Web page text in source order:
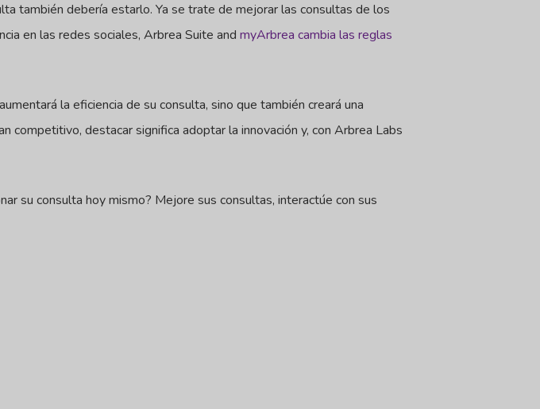
también debería estarlo. Ya se trate de mejorar las consultas de los
en las redes sociales, Arbrea Suite andmyArbrea cambia las reglas
la eficiencia de su consulta, sino que también creará una
competitivo, destacar significa adoptar la innovación y, con Arbrea Labs
su consulta hoy mismo? Mejore sus consultas, interactúe con sus